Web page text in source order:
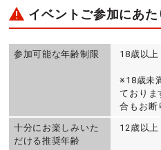
イベントご参加にあた
参加可能な年齢制限 18歳以上
※18歳未
ておりま
合もお断
十分にお楽しみいた
だける推奨年齢
12歳以上